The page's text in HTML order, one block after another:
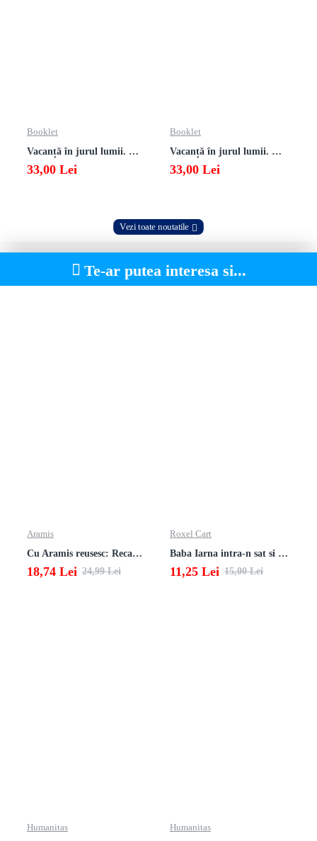
Booklet
Vacanță în jurul lumii. Matematică clasa a VII-a – EDIȚIA 2026
33,00 Lei
Booklet
Vacanță în jurul lumii. Matematică clasa a VI-a – EDIȚIA 2026
33,00 Lei
Vezi toate noutatile
Te-ar putea interesa si...
Aramis
Cu Aramis reusesc: Recapitulare si evaluare - Clasa a 4-a (Matematica, Stiinte ale naturii si Educatie civica)
18,74 Lei 24,99 Lei
Roxel Cart
Baba Iarna intra-n sat si alte poezii
11,25 Lei 15,00 Lei
Humanitas
Humanitas